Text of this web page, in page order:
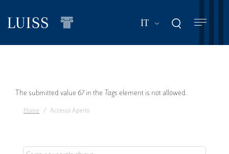
contenuto
IT Mostra ulteriori
Messaggio
di
The submitted value 67 in the Tags element is not allowed.
Home Accesso Aperto